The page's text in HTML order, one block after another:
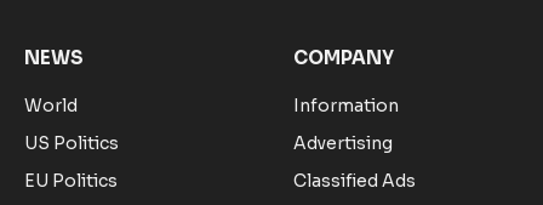
NEWS
World
US Politics
EU Politics
COMPANY
Information
Advertising
Classified Ads